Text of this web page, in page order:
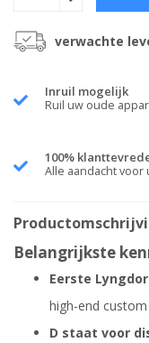
verwachte
Inruil mogelijk
Ruil uw oude
100%
Alle aandacht voor
Belangrijkste
Eerste
high-end
D staat voor